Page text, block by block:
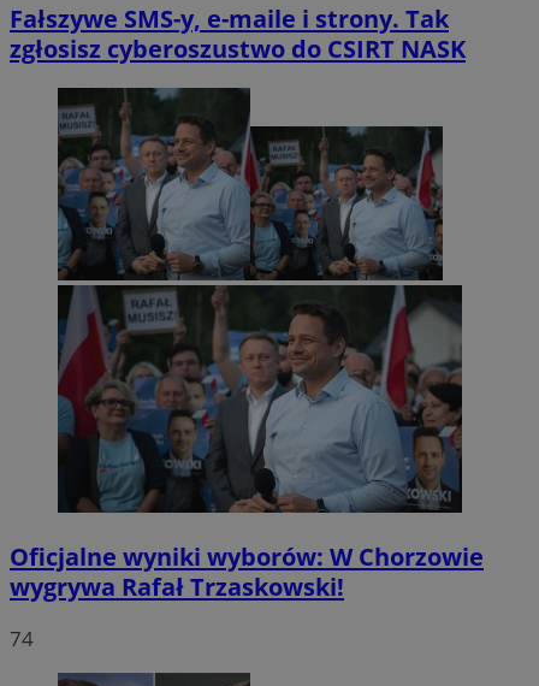
Fałszywe SMS-y, e-maile i strony. Tak
zgłosisz cyberoszustwo do CSIRT NASK
Oficjalne wyniki wyborów: W Chorzowie
wygrywa Rafał Trzaskowski!
74